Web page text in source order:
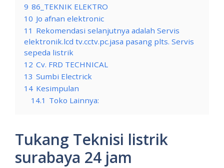
9 86_TEKNIK ELEKTRO
10 Jo afnan elektronic
11 Rekomendasi selanjutnya adalah Servis
elektronik.lcd tv.cctv.pc.jasa pasang plts. Servis
sepeda listrik
12 Cv. FRD TECHNICAL
13 Sumbi Electrick
14 Kesimpulan
14.1 Toko Lainnya:
Tukang Teknisi listrik
surabaya 24 jam